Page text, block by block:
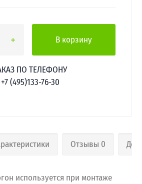
В корзину
ПО ТЕЛЕФОНУ
+7 (495)133-76-30
Отзывы 0
используется при монтаже